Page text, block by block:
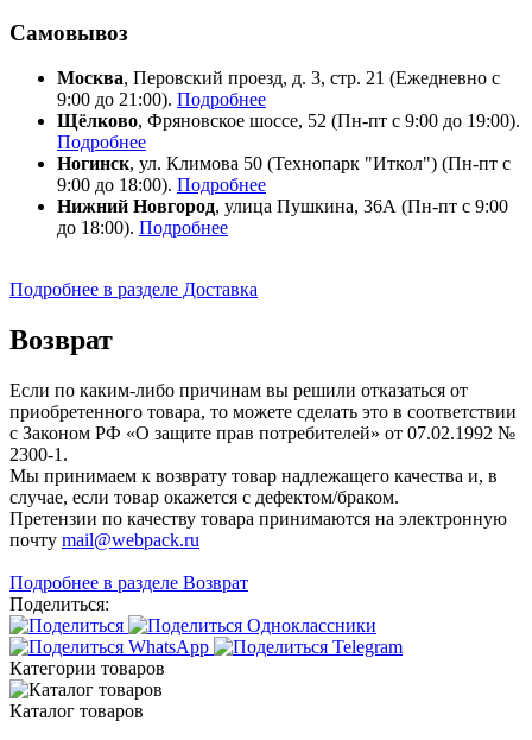
Самовывоз
Москва, Перовский проезд, д. 3, стр. 21 (Ежедневно с
9:00 до 21:00). Подробнее
Щёлково, Фряновское шоссе, 52 (Пн-пт с 9:00 до 19:00).
Подробнее
Ногинск, ул. Климова 50 (​Технопарк "Иткол") (Пн-пт с
9:00 до 18:00). Подробнее
Нижний Новгород, улица Пушкина, 36А (Пн-пт с 9:00
до 18:00). Подробнее
Подробнее в разделе Доставка
Возврат
Если по каким-либо причинам вы решили отказаться от
приобретенного товара, то можете сделать это в соответствии
с Законом РФ «О защите прав потребителей» от 07.02.1992 №
2300-1.
Мы принимаем к возврату товар надлежащего качества и, в
случае, если товар окажется с дефектом/браком.
Претензии по качеству товара принимаются на электронную
почту mail@webpack.ru
Подробнее в разделе Возврат
Поделиться:
Категории товаров
Каталог товаров